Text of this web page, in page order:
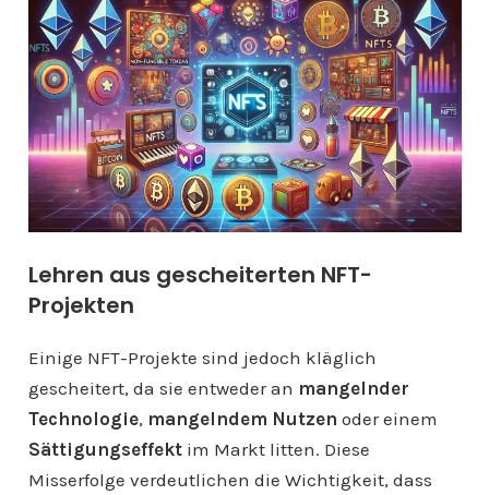
Lehren aus gescheiterten NFT-
Projekten
Einige NFT-Projekte sind jedoch kläglich
gescheitert, da sie entweder an mangelnder
Technologie, mangelndem Nutzen oder einem
Sättigungseffektim Markt litten. Diese
Misserfolge verdeutlichen die Wichtigkeit, dass